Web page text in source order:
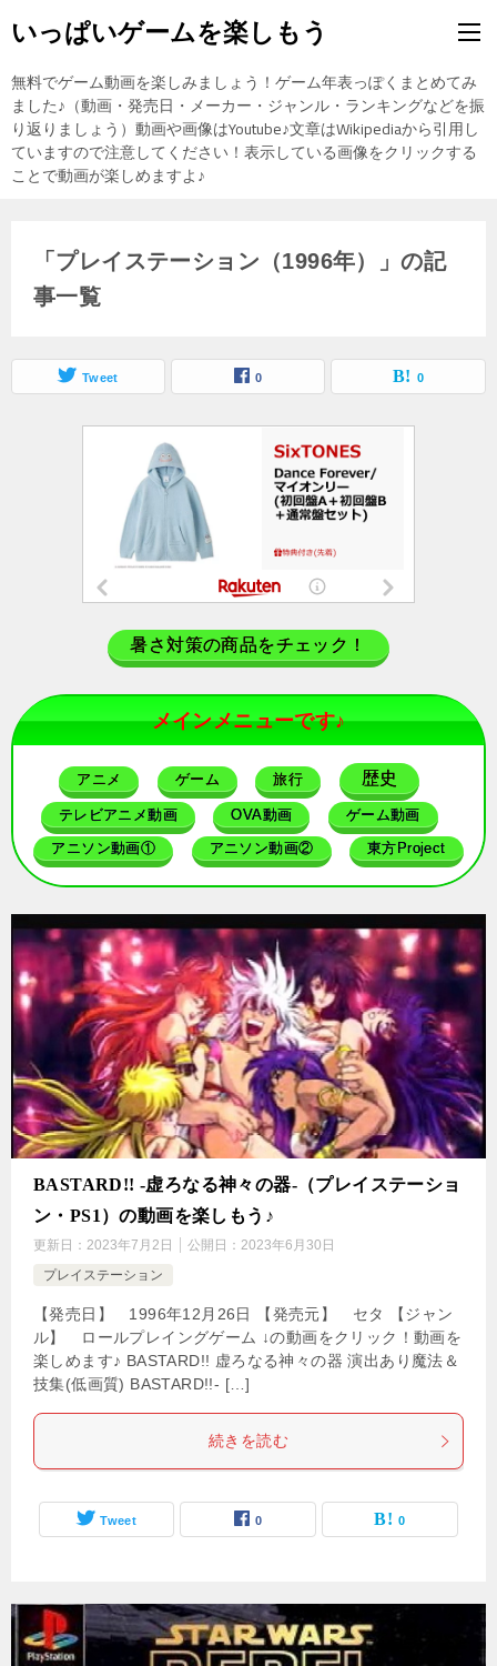
いっぱいゲームを楽しもう
無料でゲーム動画を楽しみましょう！ゲーム年表っぽくまとめてみ
ました♪（動画・発売日・メーカー・ジャンル・ランキングなどを振
り返りましょう）動画や画像はYoutube♪文章はWikipediaから引用し
ていますので注意してください！表示している画像をクリックする
ことで動画が楽しめますよ♪
「プレイステーション（1996年）」の記
事一覧
Tweet 0 0
暑さ対策の商品をチェック！
メインメニューです♪
アニメ ゲーム 旅行 歴史
テレビアニメ動画 OVA動画 ゲーム動画
アニソン動画① アニソン動画② 東方Project
BASTARD!! -虚ろなる神々の器-（プレイステーショ
ン・PS1）の動画を楽しもう♪
更新日： 2023年7月2日 公開日： 2023年6月30日
プレイステーション
【発売日】 1996年12月26日 【発売元】 セタ 【ジャン
ル】 ロールプレイングゲーム ↓の動画をクリック！動画を
楽しめます♪ BASTARD!! 虚ろなる神々の器 演出あり魔法＆
技集(低画質) BASTARD!!- […]
続きを読む
Tweet 0 0